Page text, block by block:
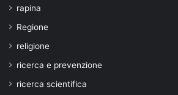
rapina
Regione
religione
ricerca e prevenzione
ricerca scientifica